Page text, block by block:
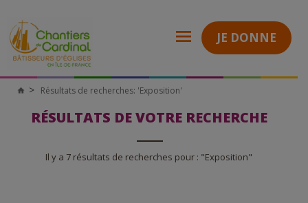
JE DONNE
Chantiers
Cardinal
Résultats de recherches: 'Exposition'
RÉSULTATS DE VOTRE RECHERCHE
Il y a 7 résultats de recherches pour : "Exposition"